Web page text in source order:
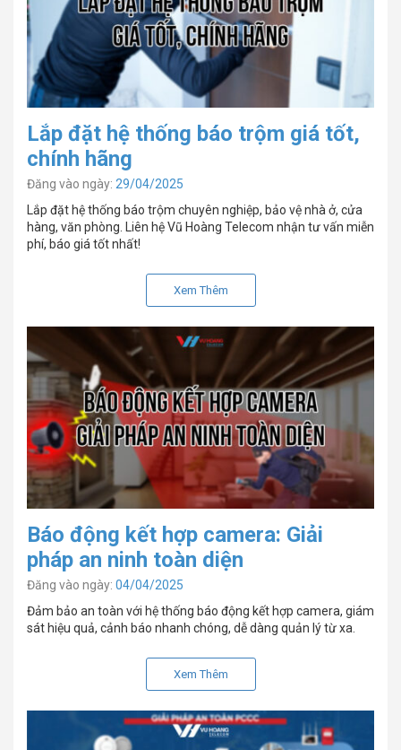
Lắp đặt hệ thống báo trộm giá tốt,
chính hãng
Đăng vào ngày: 29/04/2025
Lắp đặt hệ thống báo trộm chuyên nghiệp, bảo vệ nhà ở, cửa
hàng, văn phòng. Liên hệ Vũ Hoàng Telecom nhận tư vấn miễn
phí, báo giá tốt nhất!
Xem Thêm
Báo động kết hợp camera: Giải
pháp an ninh toàn diện
Đăng vào ngày: 04/04/2025
Đảm bảo an toàn với hệ thống báo động kết hợp camera, giám
sát hiệu quả, cảnh báo nhanh chóng, dễ dàng quản lý từ xa.
Xem Thêm